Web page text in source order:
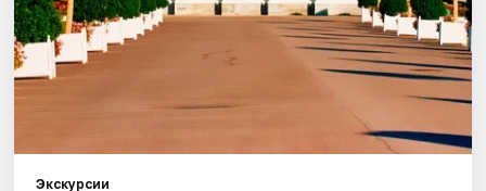
Экскурсии